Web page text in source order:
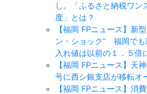
し。「ふるさと納税ワン
度」とは？
【福岡 FPニュース】新
ン・ショック” 福岡で
入れ値は以前の１．５倍
【福岡 FPニュース】天
号に西シ銀支店が移転オ
【福岡 FPニュース】消